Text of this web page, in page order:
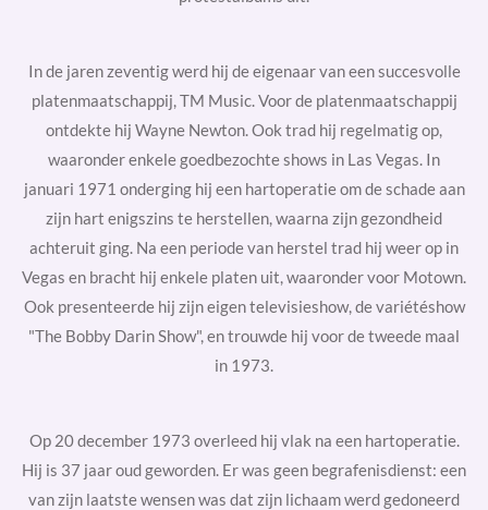
In de jaren zeventig werd hij de eigenaar van een succesvolle
platenmaatschappij,TM Music. Voor de platenmaatschappij
ontdekte hij Wayne Newton. Ook trad hij regelmatig op,
waaronder enkele goedbezochte shows in Las Vegas. In
januari 1971 onderging hij een hartoperatieom de schade aan
zijn hart enigszins te herstellen, waarna zijn gezondheid
achteruit ging. Na een periode van herstel trad hij weer op in
Vegas en bracht hij enkele platen uit, waaronder voor Motown.
Ook presenteerde hij zijn eigen televisieshow, de variétéshow
"The Bobby Darin Show", en trouwde hij voor de tweede maal
in 1973.
Op 20 december 1973 overleed hij vlak na een hartoperatie.
Hij is 37 jaar oud geworden. Er was geen begrafenisdienst: een
van zijn laatste wensen was dat zijn lichaam werd gedoneerd